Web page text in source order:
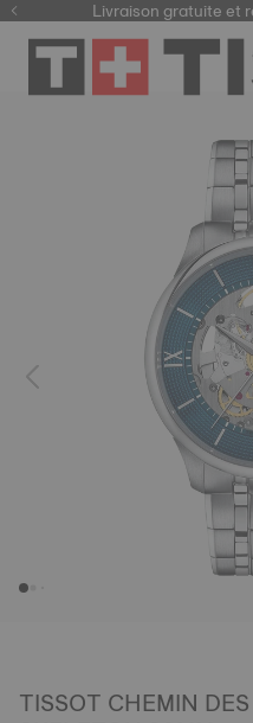
Livraison gratuite et
TISSOT CHEMIN